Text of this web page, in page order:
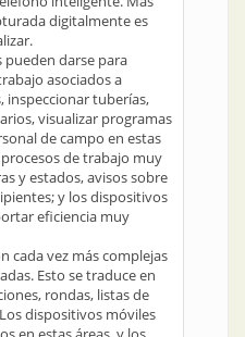
digitalmente es
pueden darse para
asociados a
inspeccionar tuberías,
visualizar programas
de campo en estas
de trabajo muy
y estados, avisos sobre
y los dispositivos
eficiencia muy
cada vez más complejas
Esto se traduce en
rondas, listas de
dispositivos móviles